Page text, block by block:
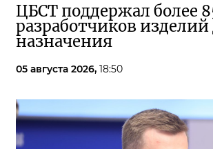
ЦБСТ поддержал более
разработчиков
назначения
05 августа 2026, 18:50